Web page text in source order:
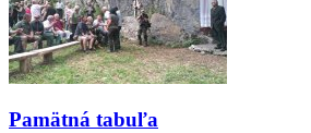
Pamätná tabuľa